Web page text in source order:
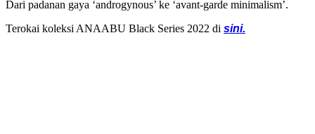
Dari padanan gaya ‘androgynous’ ke ‘avant-garde minimalism’.
Terokai koleksi ANAABU Black Series 2022 di sini.